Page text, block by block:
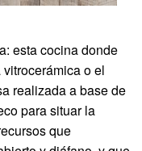
esta cocina donde
o el
realizada a base de
para situar la
que